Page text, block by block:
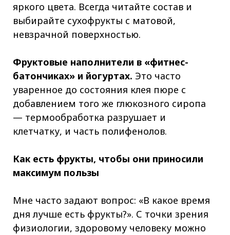
яркого цвета. Всегда читайте состав и
выбирайте сухофрукты с матовой,
невзрачной поверхностью.
Фруктовые наполнители в «фитнес-
батончиках» и йогуртах. Это часто
уваренное до состояния клея пюре с
добавлением того же глюкозного сиропа
— термообработка разрушает и
клетчатку, и часть полифенолов.
Как есть фрукты, чтобы они приносили
максимум пользы
Мне часто задают вопрос: «В какое время
дня лучше есть фрукты?». С точки зрения
физиологии, здоровому человеку можно